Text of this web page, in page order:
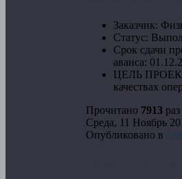
Заказчик:
Статус:
Срок сдачи
аванса:
ЦЕЛЬ
качествах
Прочитано 7913раз
Среда, 11 Ноябрь
Опубликовано в